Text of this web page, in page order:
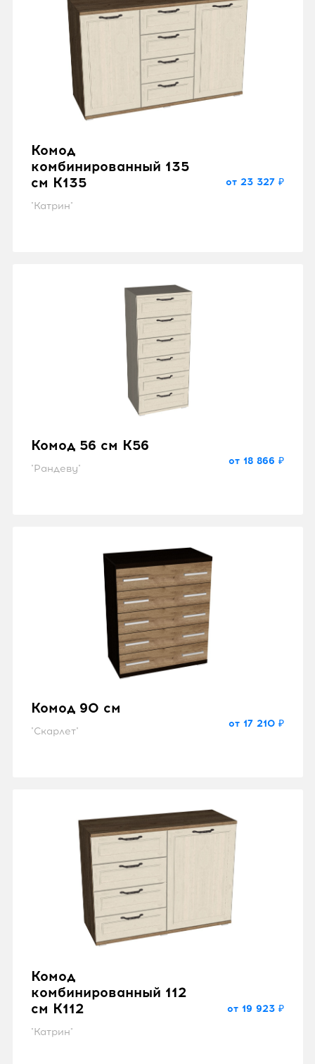
Комод
комбинированный 135
см K135
"Катрин"
от 23 327 ₽
Комод 56 см K56
"Рандеву"
от 18 866 ₽
Комод 90 см
"Скарлет"
от 17 210 ₽
Комод
комбинированный 112
см K112
"Катрин"
от 19 923 ₽